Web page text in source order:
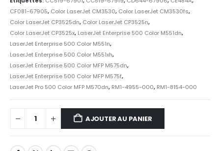
CF081-67905, Color LaserJet CM3530, Color LaserJet CM3530fs,
Color LaserJet CP3525dn, Color LaserJet CP3525n,
Color LaserJet CP3525x, LaserJet Enterprise 500 Color M551dn,
LaserJet Enterprise 500 Color M551n,
LaserJet Enterprise 500 Color M551xh,
LaserJet Enterprise 500 Color MFP M575dn,
LaserJet Enterprise 500 Color MFP M575f,
LaserJet Pro 500 Color MFP M570dn, RM1-4955-000, RM1-8154-000
AJOUTER AU PANIER